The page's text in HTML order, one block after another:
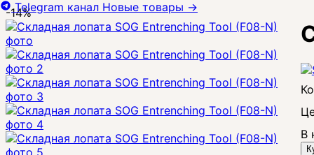
-14%
В
Telegram канал Новые товары →